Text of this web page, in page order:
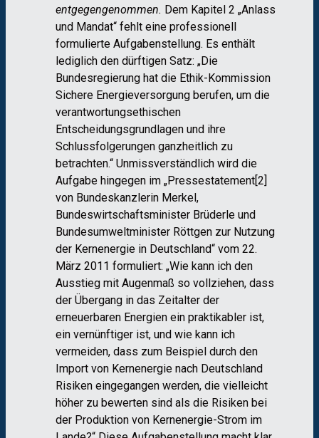
entgegengenommen. Dem Kapitel 2 „Anlass
und Mandat“ fehlt eine professionell
formulierte Aufgabenstellung. Es enthält
lediglich den dürftigen Satz: „Die
Bundesregierung hat die Ethik-Kommission
Sichere Energieversorgung berufen, um die
verantwortungsethischen
Entscheidungsgrundlagen und ihre
Schlussfolgerungen ganzheitlich zu
betrachten.“ Unmissverständlich wird die
Aufgabe hingegen im „Pressestatement[2]
von Bundeskanzlerin Merkel,
Bundeswirtschaftsminister Brüderle und
Bundesumweltminister Röttgen zur Nutzung
der Kernenergie in Deutschland“ vom 22.
März 2011 formuliert: „Wie kann ich den
Ausstieg mit Augenmaß so vollziehen, dass
der Übergang in das Zeitalter der
erneuerbaren Energien ein praktikabler ist,
ein vernünftiger ist, und wie kann ich
vermeiden, dass zum Beispiel durch den
Import von Kernenergie nach Deutschland
Risiken eingegangen werden, die vielleicht
höher zu bewerten sind als die Risiken bei
der Produktion von Kernenergie-Strom im